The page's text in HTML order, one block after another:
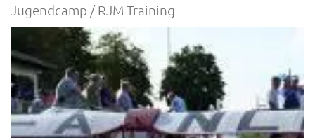
Jugendcamp / RJM Training